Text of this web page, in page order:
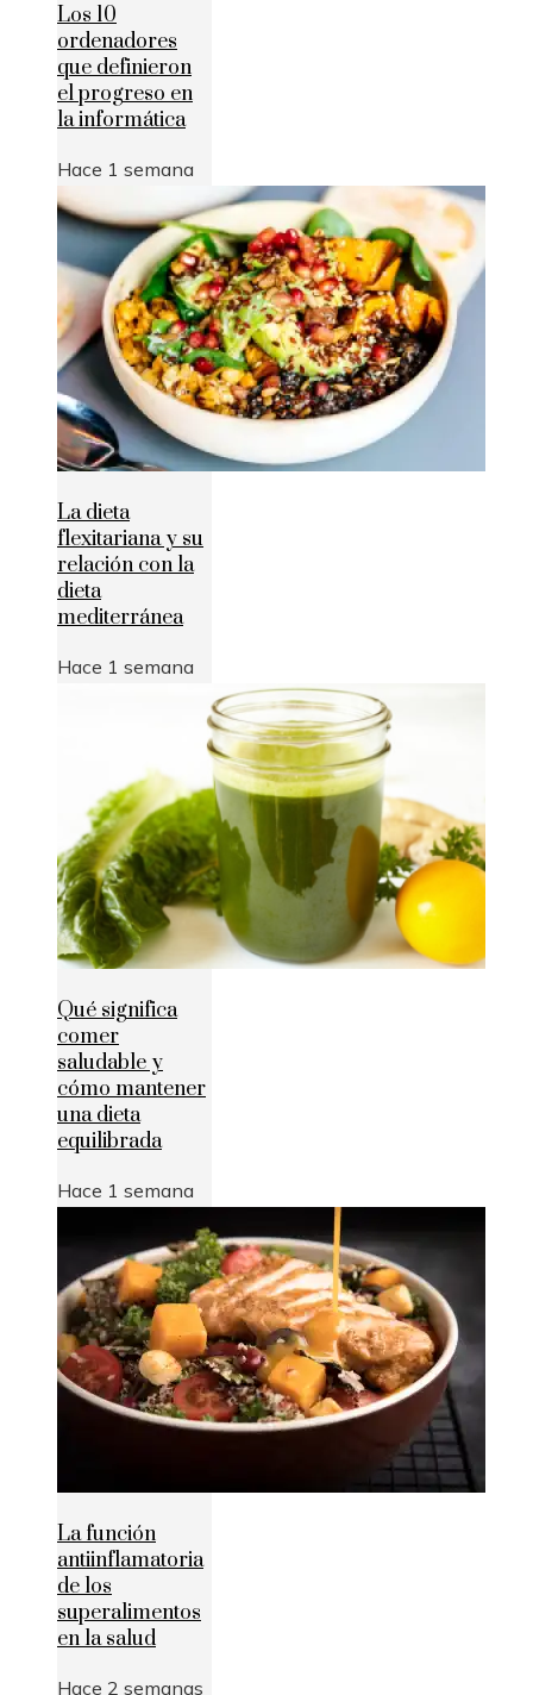
Los 10
ordenadores
que definieron
el progreso en
la informática
Hace 1 semana
La dieta
flexitariana y su
relación con la
dieta
mediterránea
Hace 1 semana
Qué significa
comer
saludable y
cómo mantener
una dieta
equilibrada
Hace 1 semana
La función
antiinflamatoria
de los
superalimentos
en la salud
Hace 2 semanas